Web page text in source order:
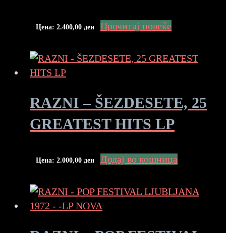
Цена: 2.400,00 ден Прочитај повеќе
RAZNI – ŠEZDESETE, 25
GREATEST HITS LP
Цена: 2.000,00 ден Додај во кошница